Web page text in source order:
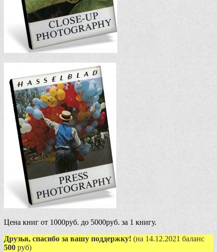
Цена книг от 1000руб. до 5000руб. за 1 книгу.
Друзья, спасибо за вашу поддержку! (на 14.12.2021 баланс
500 руб)